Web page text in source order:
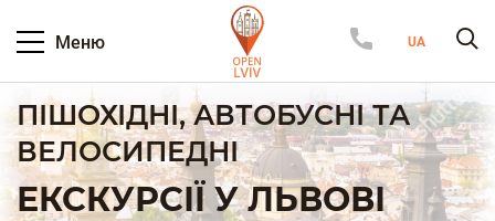
Меню
ПІШОХІДНІ, АВТОБУСНІ ТА
ВЕЛОСИПЕДНІ
ЕКСКУРСІЇ У ЛЬВОВІ